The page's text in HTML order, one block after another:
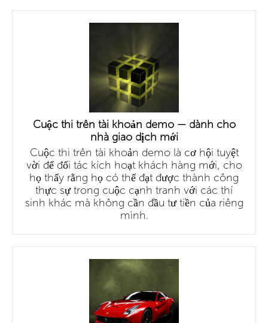
Cuộc thi trên tài khoản demo — dành cho
nhà giao dịch mới
Cuộc thi trên tài khoản demo là cơ hội tuyệt
vời để đối tác kích hoạt khách hàng mới, cho
họ thấy rằng họ có thể đạt được thành công
thực sự trong cuộc cạnh tranh với các thí
sinh khác mà không cần đầu tư tiền của riêng
mình.